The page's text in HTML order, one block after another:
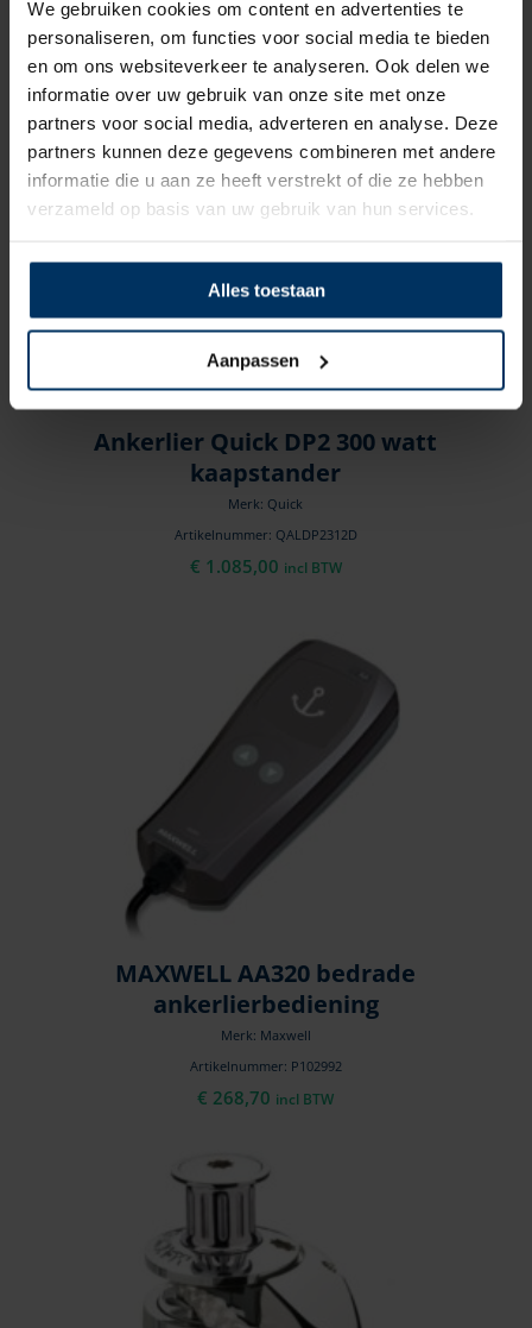
We gebruiken cookies om content en advertenties te
personaliseren, om functies voor social media te bieden
en om ons websiteverkeer te analyseren. Ook delen we
informatie over uw gebruik van onze site met onze
partners voor social media, adverteren en analyse. Deze
partners kunnen deze gegevens combineren met andere
informatie die u aan ze heeft verstrekt of die ze hebben
verzameld op basis van uw gebruik van hun services.
Alles toestaan
Aanpassen
Gerelateerde Producten
Ankerlier Quick DP2 300 watt
kaapstander
Merk: Quick
Artikelnummer: QALDP2312D
€ 1.085,00 incl BTW
MAXWELL AA320 bedrade
ankerlierbediening
Merk: Maxwell
Artikelnummer: P102992
€ 268,70 incl BTW